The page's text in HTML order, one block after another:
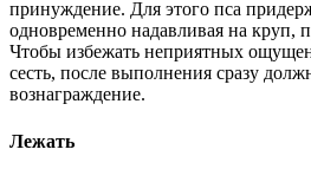
принуждение. Для этого пса
одновременно надавливая на круп,
Чтобы избежать неприятных
сесть, после выполнения сразу
вознаграждение.
Лежать